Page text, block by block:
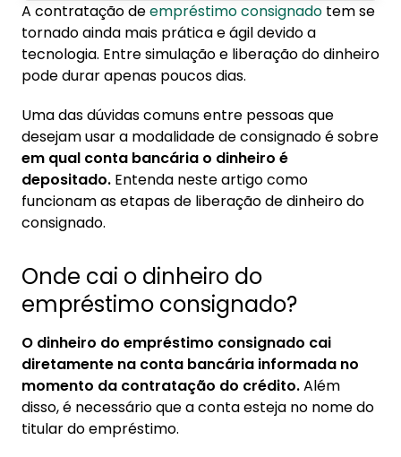
1. Onde cai o dinheiro do empréstimo
consignado?
1.1. Como funciona a liberação de dinheiro do
2. Atraso na liberação de dinheiro do
consignado
3. Como contratar crédito consignado online
3.1. Taxa de juros no consignado online
A contratação deempréstimo consignado tem se
tornado ainda mais prática e ágil devido a
tecnologia. Entre simulação e liberação do dinheiro
pode durar apenas poucos dias.
Uma das dúvidas comuns entre pessoas que
desejam usar a modalidade de consignado é sobre
em qual conta bancária o dinheiro é
depositado. Entenda neste artigo como
funcionam as etapas de liberação de dinheiro do
consignado.
Onde cai o dinheiro do
empréstimo consignado?
O dinheiro do empréstimo consignado cai
diretamente na conta bancária informada no
momento da contratação do crédito.Além
disso, é necessário que a conta esteja no nome do
titular do empréstimo.